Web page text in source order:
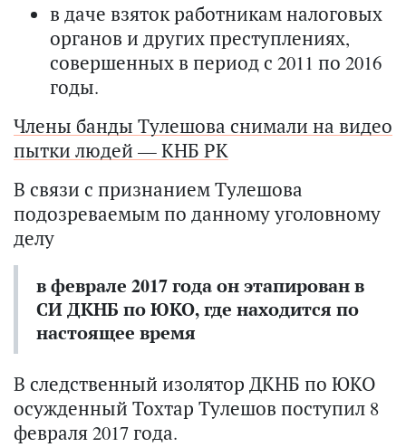
в даче взяток работникам налоговых
органов и других преступлениях,
совершенных в период с 2011 по 2016
годы.
Члены банды Тулешова снимали на видео
пытки людей — КНБ РК
В связи с признанием Тулешова
подозреваемым по данному уголовному
делу
в феврале 2017 года он этапирован в
СИ ДКНБ по ЮКО, где находится по
настоящее время
В следственный изолятор ДКНБ по ЮКО
осужденный Тохтар Тулешов поступил 8
февраля 2017 года.